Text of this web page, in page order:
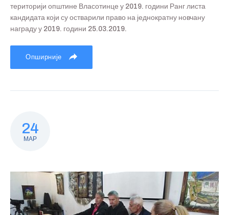
територији општине Власотинце у 2019. години Ранг листа
кандидата који су остварили право на једнократну новчану
награду у 2019. години 25.03.2019.
Опширније
24
МАР